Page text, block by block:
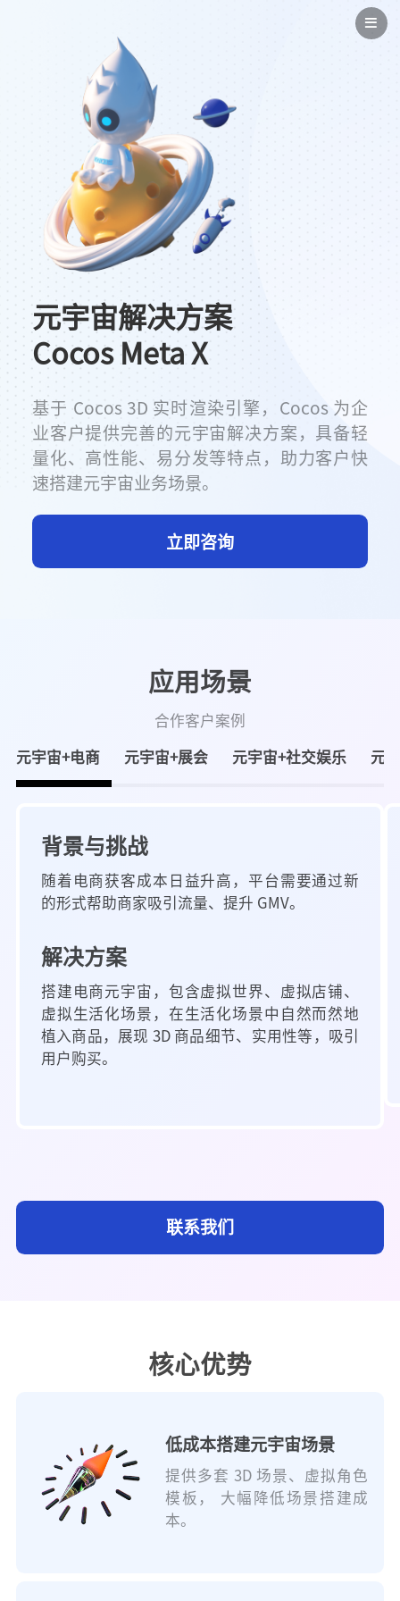
元宇宙解决方案
Cocos Meta X
基于 Cocos 3D 实时渲染引擎，Cocos 为企
业客户提供完善的元宇宙解决方案，具备轻
量化、高性能、易分发等特点，助力客户快
速搭建元宇宙业务场景。
立即咨询
应用场景
合作客户案例
元宇宙+电商 元宇宙+展会 元宇宙+社交娱乐 元
背景与挑战
随着电商获客成本日益升高，平台需要通过新
的形式帮助商家吸引流量、提升 GMV。
解决方案
搭建电商元宇宙，包含虚拟世界、虚拟店铺、
虚拟生活化场景，在生活化场景中自然而然地
植入商品，展现 3D 商品细节、实用性等，吸引
用户购买。
联系我们
核心优势
低成本搭建元宇宙场景
提供多套 3D 场景、虚拟角色
模板， 大幅降低场景搭建成
本。